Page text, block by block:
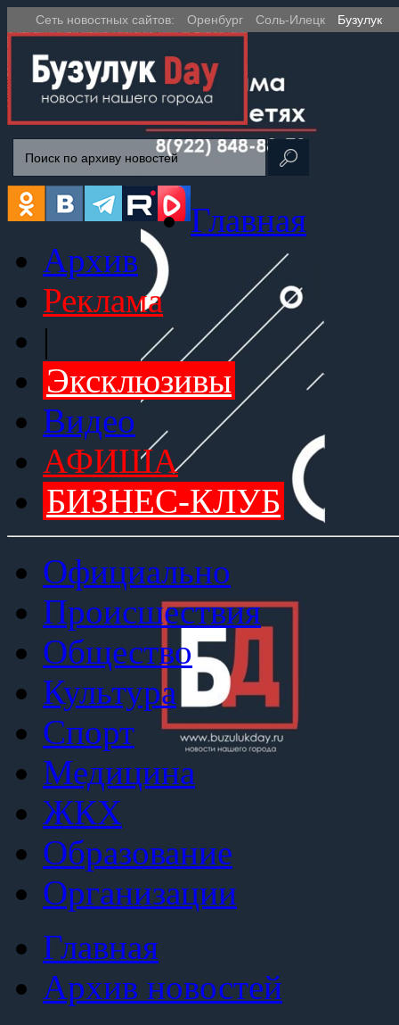
Сеть новостных сайтов: Оренбург Соль-Илецк Бузулук
Главная
Архив
Реклама
|
Эксклюзивы
Видео
АФИША
БИЗНЕС-КЛУБ
Официально
Происшествия
Общество
Культура
Спорт
Медицина
ЖКХ
Образование
Организации
Главная
Архив новостей